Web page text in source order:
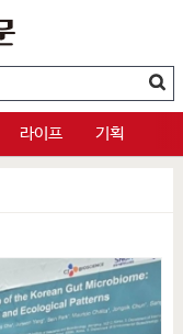
라이프 기획